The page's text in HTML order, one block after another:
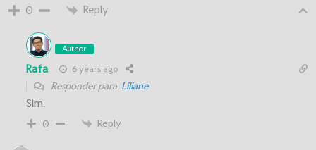
0 Reply
Author
Rafa 6 years ago
Responder para Liliane
Sim.
0 Reply